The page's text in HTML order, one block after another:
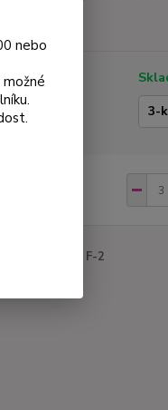
154 F-2
nebo